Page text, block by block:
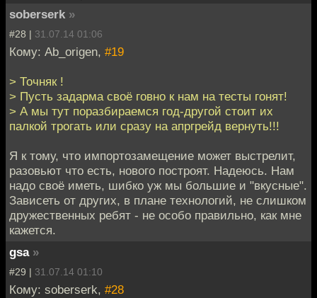
soberserk »
#28 | 31.07.14 01:06
Кому: Ab_origen, #19
> Точняк !
> Пусть задарма своё говно к нам на тесты гонят!
> А мы тут поразбираемся год-другой стоит их
палкой трогать или сразу на апргрейд вернуть!!!
Я к тому, что импортозамещение может выстрелит,
разовьют что есть, нового построят. Надеюсь. Нам
надо своё иметь, шибко уж мы большие и "вкусные".
Зависеть от других, в плане технологий, не слишком
дружественных ребят - не особо правильно, как мне
кажется.
gsa »
#29 | 31.07.14 01:10
Кому: soberserk, #28